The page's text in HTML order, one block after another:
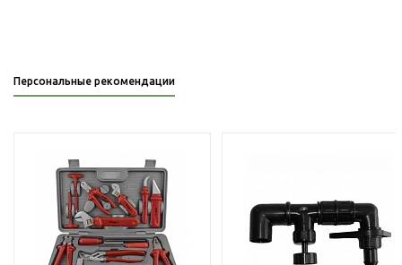
Персональные рекомендации